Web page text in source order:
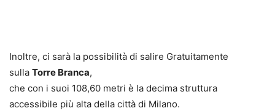
Inoltre, ci sarà la possibilità di salire Gratuitamente
sulla Torre Branca,
che con i suoi 108,60 metri è la decima struttura
accessibile più alta della città di Milano.